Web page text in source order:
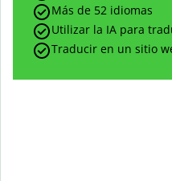
Más de 52 idiomas
Utilizar la IA para
Traducir en un sitio